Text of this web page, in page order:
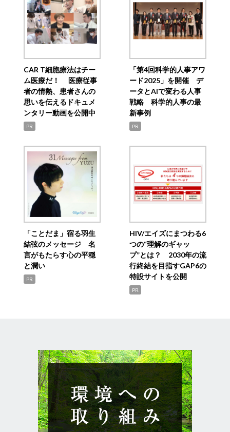
CAR T細胞療法はチー
ム医療だ！ 医療従事
者の情熱、患者さんの
思いを伝えるドキュメ
ンタリー動画を公開中
PR
「第4回科学的人事アワ
ード2025」を開催 デ
ータとAIで変わる人事
戦略 科学的人事の最
新事例
PR
「ことだま」宿る羽生
結弦のメッセージ 名
言がもたらす心の平穏
と潤い
PR
HIV/エイズにまつわる6
つの“理解のギャッ
プ”とは？ 2030年の流
行終結を目指すGAP6の
特設サイトを公開
PR